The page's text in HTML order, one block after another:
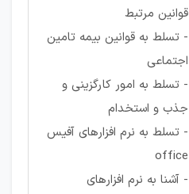
قوانین مرتبط
- تسلط به قوانین بیمه تامین
اجتماعی
- تسلط به امور کارگزینی و
جذب و استخدام
- تسلط به نرم افزارهای آفیس
office
- آشنا به نرم افزارهای